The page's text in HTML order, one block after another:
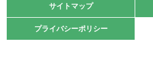
緑ケ丘体育館
2021.10.23
卓球選手権大会ラージボールの
サイトマップ
プライバシーポリシー
サイトマップ
プライバシーポリシー